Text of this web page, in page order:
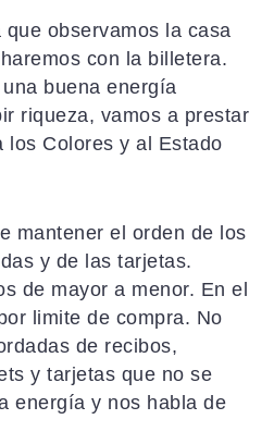
observamos la casa
con la billetera.
buena energía
riqueza, vamos a prestar
los Colores y al Estado
mantener el orden de los
y de las tarjetas.
de mayor a menor. En el
limite de compra. No
de recibos,
y tarjetas que no se
energía y nos habla de